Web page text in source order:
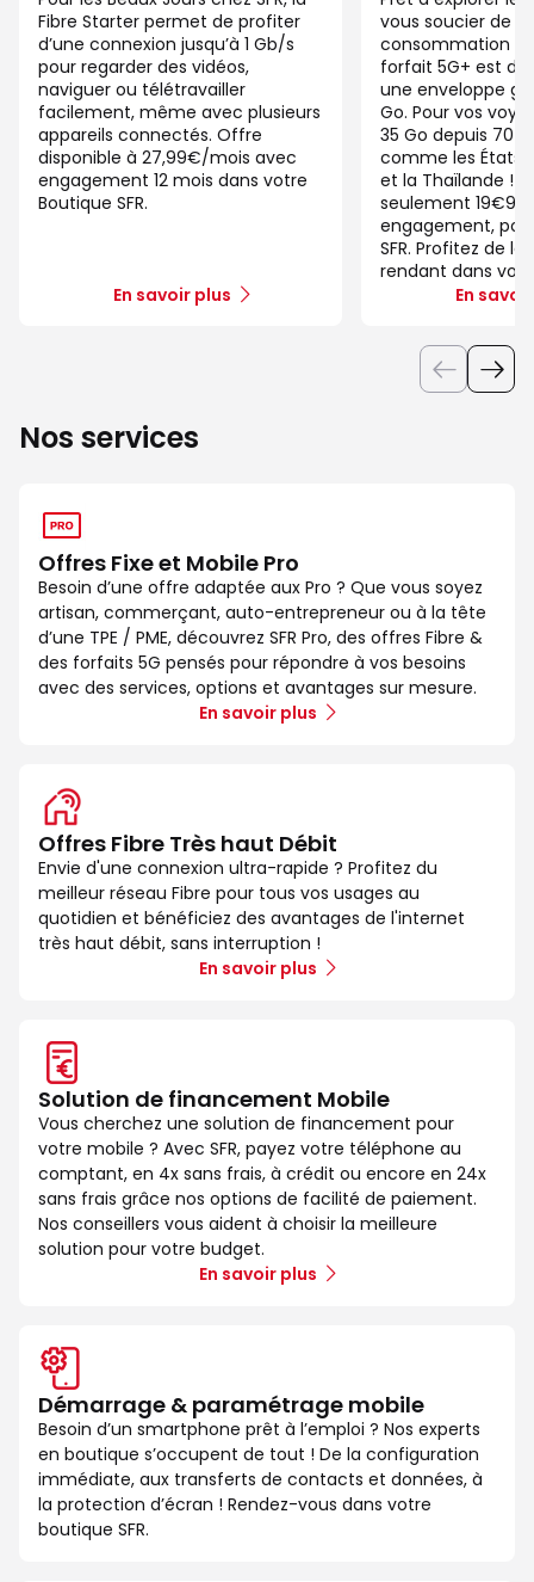
Fibre Starter permet de profiter
d’une connexion jusqu’à 1 Gb/s
pour regarder des vidéos,
naviguer ou télétravailler
facilement, même avec plusieurs
appareils connectés. Offre
disponible à 27,99€/mois avec
engagement 12 mois dans votre
Boutique SFR.
En savoir plus
vous soucier de
consommation
forfait 5G+ est
une enveloppe
Go. Pour vos
35 Go depuis 70
comme les États-
et la Thaïlande !
seulement
engagement,
SFR. Profitez de
rendant dans
En
Nos services
Offres Fixe et Mobile Pro
Besoin d’une offre adaptée aux Pro ? Que vous soyez
artisan, commerçant, auto-entrepreneur ou à la tête
d’une TPE / PME, découvrez SFR Pro, des offres Fibre &
des forfaits 5G pensés pour répondre à vos besoins
avec des services, options et avantages sur mesure.
En savoir plus
Offres Fibre Très haut Débit
Envie d'une connexion ultra-rapide ? Profitez du
meilleur réseau Fibre pour tous vos usages au
quotidien et bénéficiez des avantages de l'internet
très haut débit, sans interruption !
En savoir plus
Solution de financement Mobile
Vous cherchez une solution de financement pour
votre mobile ? Avec SFR, payez votre téléphone au
comptant, en 4x sans frais, à crédit ou encore en 24x
sans frais grâce nos options de facilité de paiement.
Nos conseillers vous aident à choisir la meilleure
solution pour votre budget.
En savoir plus
Démarrage & paramétrage mobile
Besoin d’un smartphone prêt à l’emploi ? Nos experts
en boutique s’occupent de tout ! De la configuration
immédiate, aux transferts de contacts et données, à
la protection d’écran ! Rendez-vous dans votre
boutique SFR.